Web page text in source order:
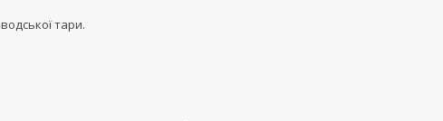
тари.